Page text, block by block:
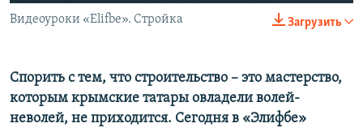
Все сайты RFE/RL
Загрузить
Видеоуроки «Elifbe». Стройка
Спорить с тем, что строительство – это мастерство,
которым крымские татары овладели волей-
неволей, не приходится. Сегодня в «Элифбе»